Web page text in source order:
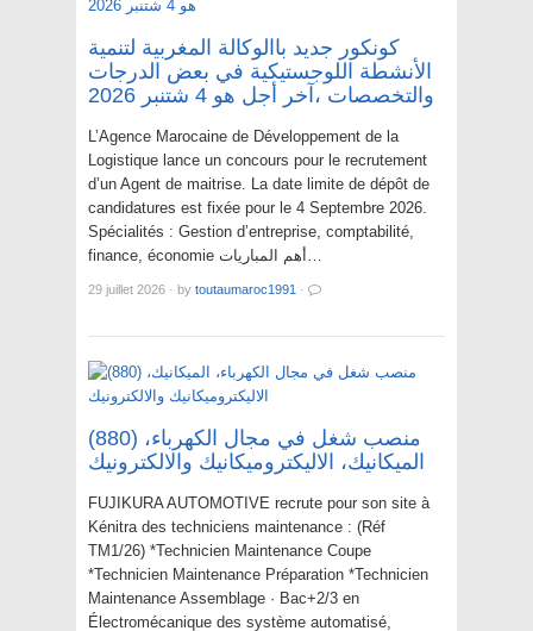
كونكور جديد باالوكالة المغربية لتنمية
الأنشطة اللوجستيكية في بعض الدرجات
والتخصصات ،آخر أجل هو 4 شتنبر 2026
L’Agence Marocaine de Développement de la
Logistique lance un concours pour le recrutement
d’un Agent de maitrise. La date limite de dépôt de
candidatures est fixée pour le 4 Septembre 2026.
Spécialités : Gestion d’entreprise, comptabilité,
finance, économie أهم المباريات…
29 juillet 2026 · by toutaumaroc1991 ·
(880) منصب شغل في مجال الكهرباء،
الميكانيك، الاليكتروميكانيك والالكترونيك
FUJIKURA AUTOMOTIVE recrute pour son site à
Kénitra des techniciens maintenance : (Réf
TM1/26) *Technicien Maintenance Coupe
*Technicien Maintenance Préparation *Technicien
Maintenance Assemblage · Bac+2/3 en
Électromécanique des système automatisé,